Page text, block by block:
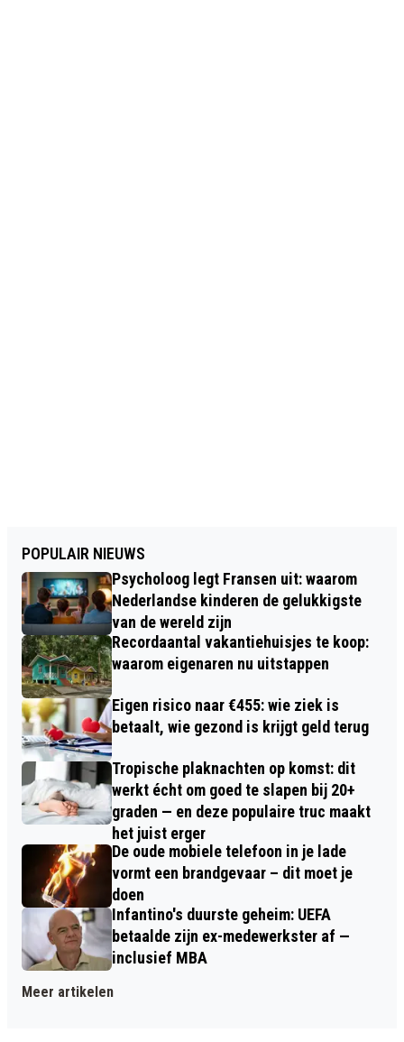
POPULAIR NIEUWS
Psycholoog legt Fransen uit: waarom
Nederlandse kinderen de gelukkigste
van de wereld zijn
Recordaantal vakantiehuisjes te koop:
waarom eigenaren nu uitstappen
Eigen risico naar €455: wie ziek is
betaalt, wie gezond is krijgt geld terug
Tropische plaknachten op komst: dit
werkt écht om goed te slapen bij 20+
graden — en deze populaire truc maakt
het juist erger
De oude mobiele telefoon in je lade
vormt een brandgevaar – dit moet je
doen
Infantino's duurste geheim: UEFA
betaalde zijn ex-medewerkster af —
inclusief MBA
Meer artikelen